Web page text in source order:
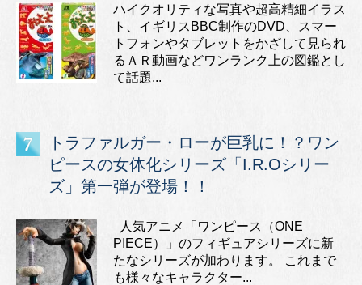
ハイクオリティな写真や超高精細イラス
ト、イギリスBBC制作のDVD、スマー
トフォンやタブレットをかざして見られ
るＡＲ動画などワンランク上の図鑑とし
て話題...
トラファルガー・ローが巨乳に！？ワン
ピースの女体化シリーズ「I.R.Oシリー
ズ」第一弾が登場！！
人気アニメ「ワンピース（ONE
PIECE）」のフィギュアシリーズに新
たなシリーズが加わります。 これまで
も様々なキャラクター...